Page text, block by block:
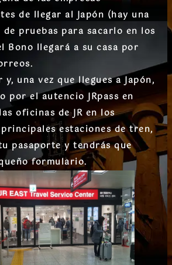
de llegar al Japón (hay una
pruebas para sacarlo en los
Bono llegará a su casa por
una vez que llegues a Japón,
por el autencio JRpass en
oficinas de JR en los
estaciones de tren,
pasaporte y tendrás que
formulario.